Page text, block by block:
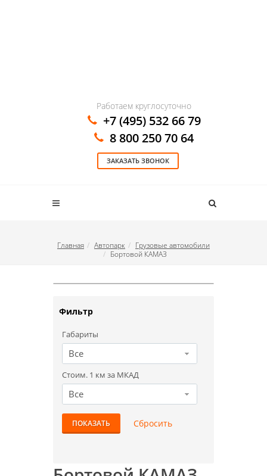
Работаем круглосуточно
+7 (495) 532 66 79
8 800 250 70 64
ЗАКАЗАТЬ ЗВОНОК
Главная Автопарк
Грузовые автомобили
Бортовой КАМАЗ
Фильтр
Габариты
Все
Стоим. 1 км за МКАД
Все